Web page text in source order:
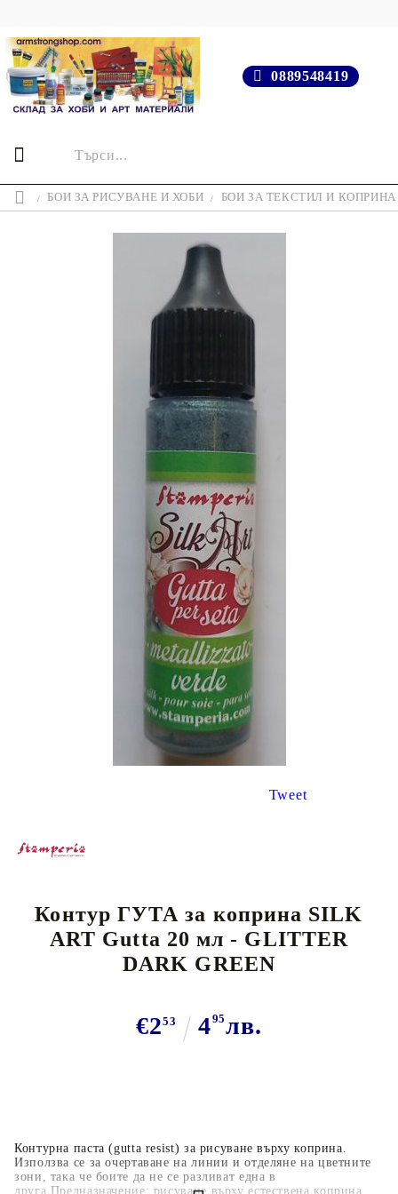
0889548419
БОИ ЗА РИСУВАНЕ И ХОБИ БОИ ЗА ТЕКСТИЛ И КОПРИНА
Tweet
Контур ГУТА за коприна SILK
ART Gutta 20 мл - GLITTER
DARK GREEN
€253 495лв.
Контурна паста (gutta resist) за рисуване върху коприна.
Използва се за очертаване на линии и отделяне на цветните
зони, така че боите да не се разливат една в
друга.Предназначение: рисуване върху естествена коприна